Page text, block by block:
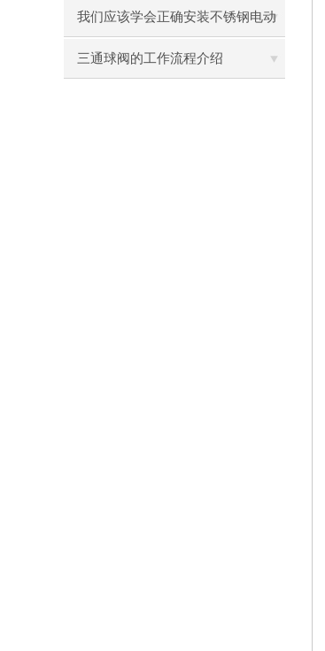
之处
我们应该学会正确安装不锈钢电动
蝶阀
三通球阀的工作流程介绍